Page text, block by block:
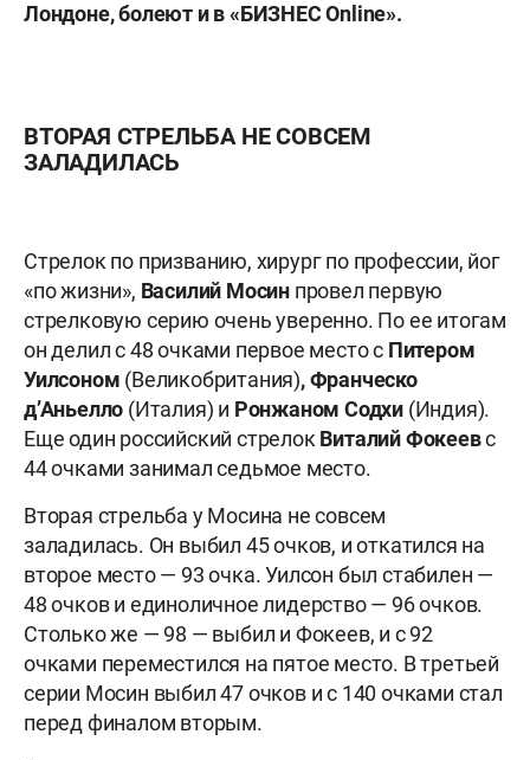
Лондоне, болеют и в «БИЗНЕСOnline».
ВТОРАЯ СТРЕЛЬБА НЕ СОВСЕМ
ЗАЛАДИЛАСЬ
Стрелок по призванию, хирург по профессии, йог
«по жизни», Василий Мосин провел первую
стрелковую серию очень уверенно. По ее итогам
он делил с 48 очками первое место с Питером
Уилсоном (Великобритания), Франческо
д’Аньелло (Италия) и Ронжаном Содхи (Индия).
Еще один российский стрелокВиталий Фокеевс
44 очками занимал седьмое место.
Вторая стрельба у Мосина не совсем
заладилась. Он выбил 45 очков, и откатился на
второе место — 93 очка. Уилсон был стабилен —
48 очков и единоличное лидерство — 96 очков.
Столько же — 98 — выбил и Фокеев, и с 92
очками переместился на пятое место. В третьей
серии Мосин выбил 47 очков и с 140 очками стал
перед финалом вторым.